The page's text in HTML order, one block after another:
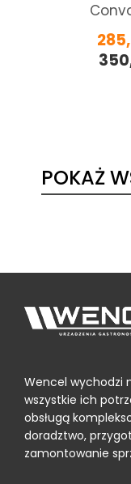
POKAŻ
Wencel wychodzi
wszystkie ich
obsługą
doradztwo,
zamontowanie